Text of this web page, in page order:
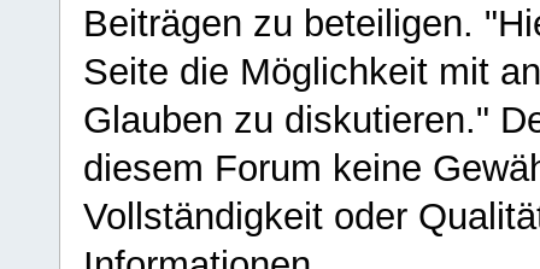
Beiträgen zu beteiligen.
Seite die Möglichkeit mit
Glauben zu diskutieren."
diesem Forum keine
Vollständigkeit oder